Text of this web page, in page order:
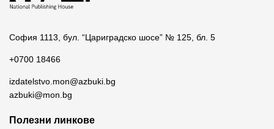
София 1113, бул. “Цариградско шосе” № 125, бл. 5
+0700 18466
izdatelstvo.mon@azbuki.bg
azbuki@mon.bg
Полезни линкове